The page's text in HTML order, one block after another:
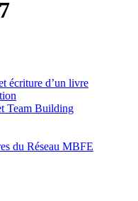
écriture d’un livre
Team Building
du Réseau MBFE